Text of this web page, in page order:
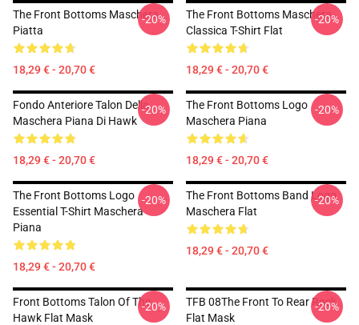
The Front Bottoms Maschera
Piatta
18,29 € - 20,70 €
-20%
The Front Bottoms Maschera
Classica T-Shirt Flat
18,29 € - 20,70 €
-20%
Fondo Anteriore Talon Della
Maschera Piana Di Hawk
18,29 € - 20,70 €
-20%
The Front Bottoms Logo
Maschera Piana
18,29 € - 20,70 €
-20%
The Front Bottoms Logo
Essential T-Shirt Maschera
Piana
18,29 € - 20,70 €
-20%
The Front Bottoms Band Logo
Maschera Flat
18,29 € - 20,70 €
-20%
Front Bottoms Talon Of The
Hawk Flat Mask
-20%
TFB 08The Front To Rear Rock
Flat Mask
-20%